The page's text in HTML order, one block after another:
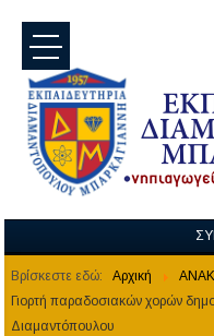
Βρίσκεστε εδώ: Αρχική
Γιορτή παραδοσιακών χορών
Διαμαντόπουλου